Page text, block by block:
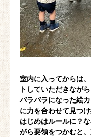
室内に入ってからは
トしていただきながら
バラバラになった絵
に力を合わせて見つ
はじめはルールに？
がら要領をつかむと